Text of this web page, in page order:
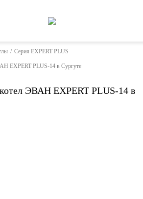
/ Серия EXPERT PLUS
EXPERT PLUS-14 в Сургуте
ЭВАН EXPERT PLUS-14 в